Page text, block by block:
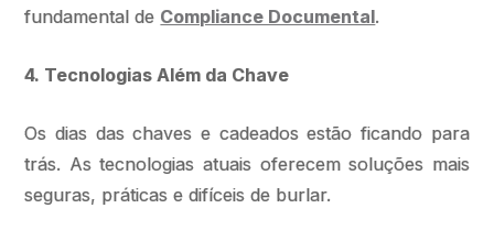
fundamental de Compliance Documental.
4. Tecnologias Além da Chave
Os dias das chaves e cadeados estão ficando para
trás. As tecnologias atuais oferecem soluções mais
seguras, práticas e difíceis de burlar.